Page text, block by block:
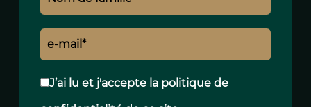
J’ai lu et j'accepte la politique de
Mentions légales
Consommation d'énergie
303
kWh/m².an